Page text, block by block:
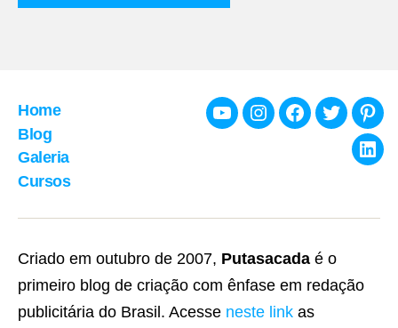
Home
Blog
Galeria
Cursos
YoutubeInstagramFacebook
Twitter
Criado em outubro de 2007, Putasacada é o
primeiro blog de criação com ênfase em redação
publicitária do Brasil. Acesse neste link as